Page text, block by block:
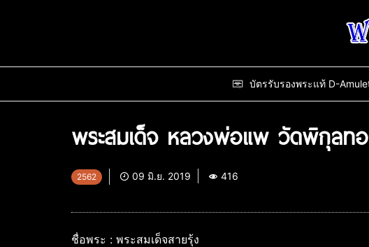
บัตรรับรองพระแท้ D-
พระสมเด็จ หลวงพ่อแพ วัดพิกุลท
2562 09 มิ.ย. 2019 416
ชื่อพระ : พระสมเด็จสายรุ้ง